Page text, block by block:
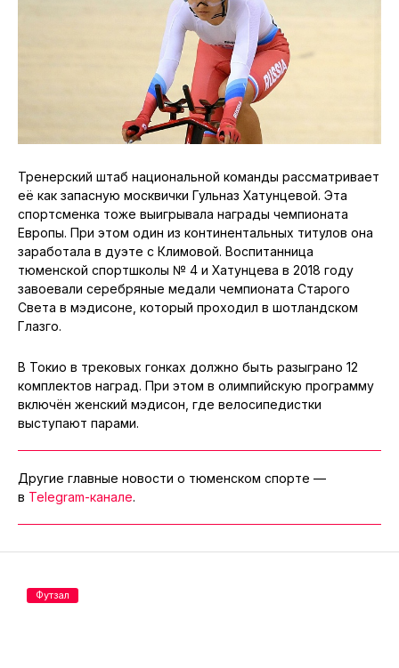
Тренерский штаб национальной команды рассматривает
её как запасную москвички Гульназ Хатунцевой. Эта
спортсменка тоже выигрывала награды чемпионата
Европы. При этом один из континентальных титулов она
заработала в дуэте с Климовой. Воспитанница
тюменской спортшколы № 4 и Хатунцева в 2018 году
завоевали серебряные медали чемпионата Старого
Света в мэдисоне, который проходил в шотландском
Глазго.
В Токио в трековых гонках должно быть разыграно 12
комплектов наград. При этом в олимпийскую программу
включён женский мэдисон, где велосипедистки
выступают парами.
Другие главные новости о тюменском спорте —
в Telegram-канале.
Футзал